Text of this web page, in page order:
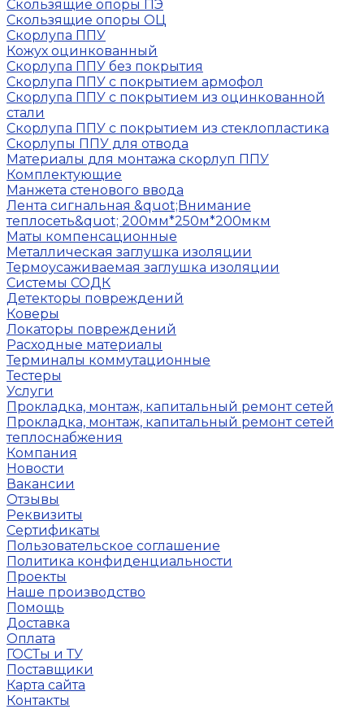
Скользящие опоры ПЭ
Скользящие опоры ОЦ
Скорлупа ППУ
Кожух оцинкованный
Скорлупа ППУ без покрытия
Скорлупа ППУ с покрытием армофол
Скорлупа ППУ с покрытием из оцинкованной
стали
Скорлупа ППУ с покрытием из стеклопластика
Скорлупы ППУ для отвода
Материалы для монтажа скорлуп ППУ
Комплектующие
Манжета стенового ввода
Лента сигнальная &quot;Внимание
теплосеть&quot; 200мм*250м*200мкм
Маты компенсационные
Металлическая заглушка изоляции
Термоусаживаемая заглушка изоляции
Системы СОДК
Детекторы повреждений
Коверы
Локаторы повреждений
Расходные материалы
Терминалы коммутационные
Тестеры
Услуги
Прокладка, монтаж, капитальный ремонт сетей
Прокладка, монтаж, капитальный ремонт сетей
теплоснабжения
Компания
Новости
Вакансии
Отзывы
Реквизиты
Сертификаты
Пользовательское соглашение
Политика конфиденциальности
Проекты
Наше производство
Помощь
Доставка
Оплата
ГОСТы и ТУ
Поставщики
Карта сайта
Контакты